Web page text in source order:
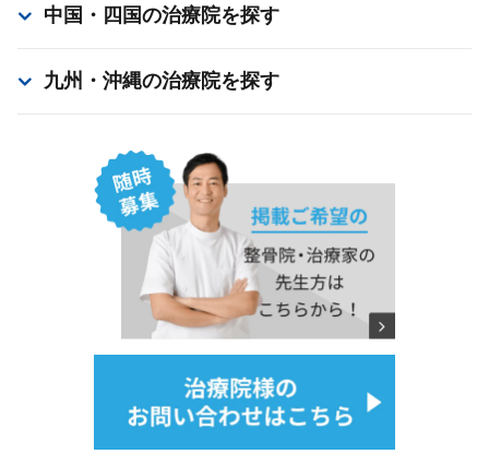
中国・四国の治療院を探す
九州・沖縄の治療院を探す